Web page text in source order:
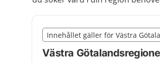
Nedan innehåll gäller region
Innehållet gäller för Västra
Västra
Slut på det regionala tillägget